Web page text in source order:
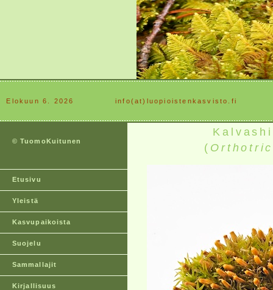
Elokuun 6. 2026 ............info(at)luopioistenkasvisto.fi
© TuomoKuitunen
Etusivu
Yleistä
Kasvupaikoista
Suojelu
Sammallajit
Kirjallisuus
(